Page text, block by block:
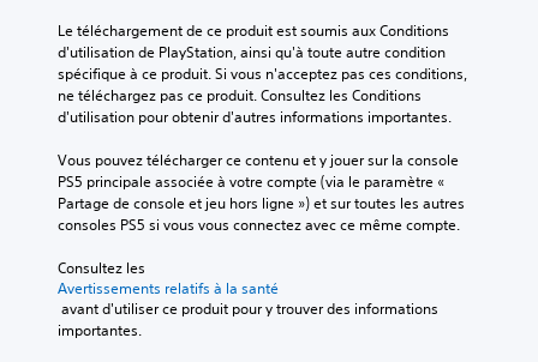
o
n
d
e
c
a
q
u
e
o
r
t
i
Le téléchargement de ce produit est soumis aux Conditions
d'utilisation de PlayStation, ainsi qu'à toute autre condition
spécifique à ce produit. Si vous n'acceptez pas ces conditions,
ne téléchargez pas ce produit. Consultez les Conditions
d'utilisation pour obtenir d'autres informations importantes.
Vous pouvez télécharger ce contenu et y jouer sur la console
PS5 principale associée à votre compte (via le paramètre «
Partage de console et jeu hors ligne ») et sur toutes les autres
consoles PS5 si vous vous connectez avec ce même compte.
Consultez les
Avertissements relatifs à la santé
importantes.